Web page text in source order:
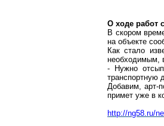
О ходе работ
В скором
на объекте
Как стало
необходимым,
- Нужно
транспортную
Добавим,арт-
примет уже в
http://ng58.ru/